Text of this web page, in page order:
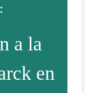
a la
en